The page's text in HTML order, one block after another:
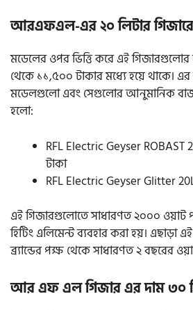
আরএফএল-এর ২০ লিটার
মডেলের ওপর ভিত্তি করে এই
থেকে ১১,৫০০ টাকার মধ্যে হয়ে থাকে।
মডেলগুলো এবং সেগুলোর আনুমানিক
হলো:
RFL Electric Geyser ROBAST
টাকা
RFL Electric Geyser Glitter
এই গিজারগুলোতে সাধারণত ২০০০ ওয়াট
হিটিং এলিমেন্ট ব্যবহার করা হয়। এছাড়া
ব্র্যান্ডের পক্ষ থেকে সাধারণত ২ বছরের
আর এফ এল গিজার এর দাম ৩০